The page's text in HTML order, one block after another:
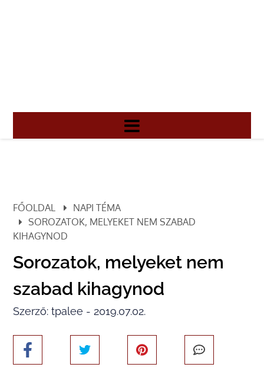
FŐOLDAL
NAPI TÉMA
SOROZATOK, MELYEKET NEM SZABAD
KIHAGYNOD
Sorozatok, melyeket nem
szabad kihagynod
Szerző: tpalee - 2019.07.02.